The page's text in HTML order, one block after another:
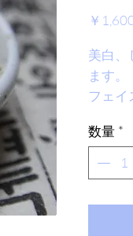
￥
美白、
ます。
フェイ
数量 *